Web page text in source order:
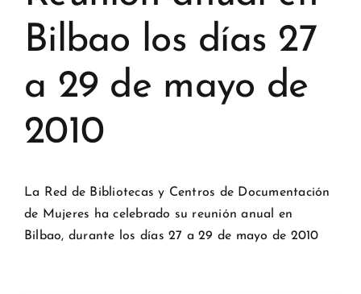
Bilbao los días 27
a 29 de mayo de
2010
La Red de Bibliotecas y Centros de Documentación
de Mujeres ha celebrado su reunión anual en
Bilbao, durante los días 27 a 29 de mayo de 2010